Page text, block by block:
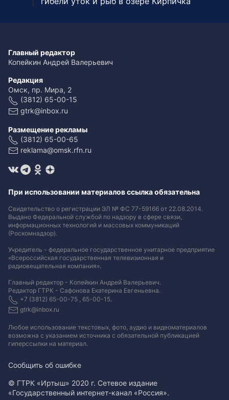
Главный редактор
Копейкин Андрей Валерьевич
Редакция
Омск, пр. Мира, 2
(3812) 65-00-15
gtrk@inbox.ru
Размещение рекламы
(3812) 65-00-65
reklama@omsk.rfn.ru
При использовании материалов ссылка обязательна
Свидетельство о регистрации ЭЛ № ФС 77-59166 от 22.08.2014.
Выдано Федеральной службой по надзору в сфере связи,
информационных технологий и массовых коммуникаций
(Роскомнадзор).
Учредитель - федеральное государственное унитарное предприятие
«Всероссийская государственная телевизионная и
радиовещательная компания».
Главный редактор - Копейкин Андрей Валерьевич.
Редактор ГТРК - Сафонова Екатерина Евгеньевна.
+7 (3812) 65-00-75 , 65-00-15.
gtrk@inbox.ru
Любое использование текстовых, фото, аудио и видеоматериалов
возможна с указанием источника с обязательной публикацией
гиперссылки на материал.
Сообщить об ошибке
© ГТРК «Иртыш» 2020 г. Сетевое издание
«Государственный интернет-канал «Россия».